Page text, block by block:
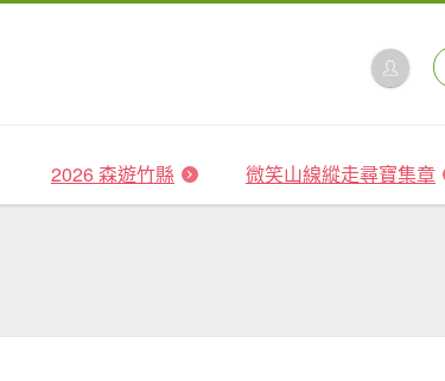
2026 森遊竹縣 微笑山線縱走尋寶集章